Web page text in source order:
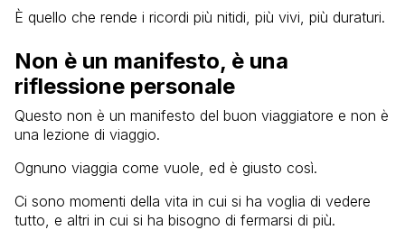
È quello che rende i ricordi più nitidi, più vivi, più duraturi.
Non è un manifesto, è una
riflessione personale
Questo non è un manifesto del buon viaggiatore e non è
una lezione di viaggio.
Ognuno viaggia come vuole, ed è giusto così.
Ci sono momenti della vita in cui si ha voglia di vedere
tutto, e altri in cui si ha bisogno di fermarsi di più.